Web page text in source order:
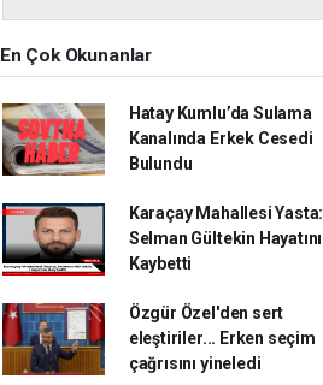
En Çok Okunanlar
Hatay Kumlu’da Sulama
Kanalında Erkek Cesedi
Bulundu
Karaçay Mahallesi Yasta:
Selman Gültekin Hayatını
Kaybetti
Özgür Özel'den sert
eleştiriler... Erken seçim
çağrısını yineledi